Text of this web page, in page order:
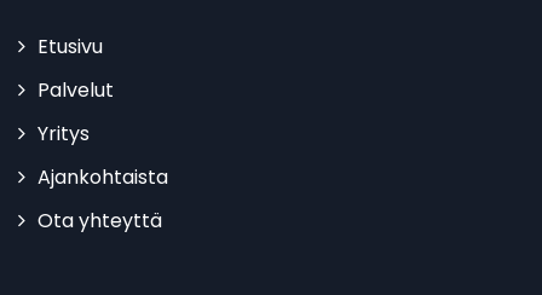
Etusivu
Palvelut
Yritys
Ajankohtaista
Ota yhteyttä